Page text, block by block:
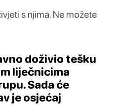
s njima. Ne možete
doživio tešku
liječnicima
Sada će
je osjećaj